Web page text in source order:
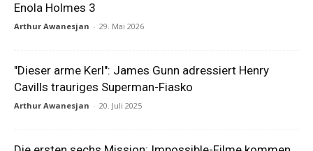
Enola Holmes 3
Arthur Awanesjan - 29. Mai 2026
"Dieser arme Kerl": James Gunn adressiert Henry
Cavills trauriges Superman-Fiasko
Arthur Awanesjan - 20. Juli 2025